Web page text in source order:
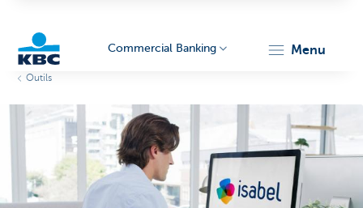
Commercial Banking menu
Outils